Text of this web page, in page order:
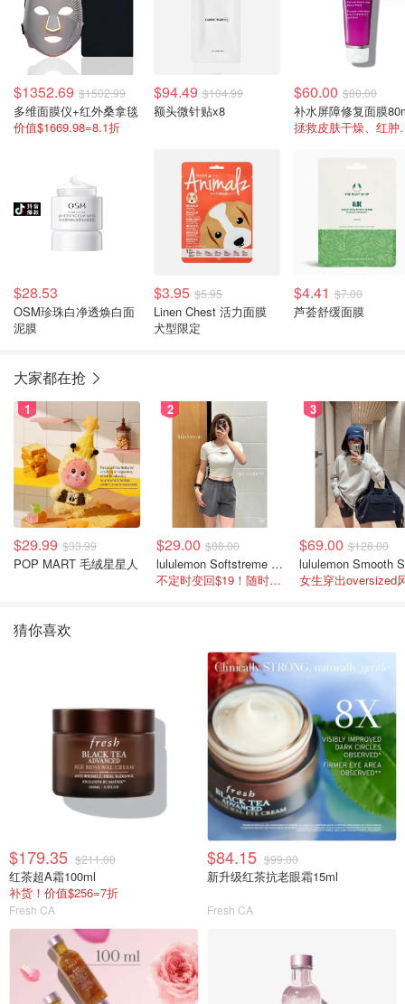
$1352.69 $1502.99
多维面膜仪+红外桑拿毯
价值$1669.98=8.1折
$94.49 $104.99
额头微针贴x8
$60.00 $80.00
补水屏障修复面膜
拯救皮
$28.53
OSM珍珠白净透焕白面
泥膜
$3.95 $5.95
Linen Chest 活力面膜
犬型限定
$4.41 $7.00
芦荟舒缓面膜
大家都在抢
1
$29.99 $33.99
POP MART 毛绒星星人
2
$29.00 $88.00
lululemon Softstreme 女士高腰短裤 10cm
不定时变回$19！随时点进来看
3
$69.00 $128.00
女生穿出oversized
猜你喜欢
$179.35 $211.00
红茶超A霜100ml
补货！价值$256=7折
Fresh CA
$84.15 $99.00
新升级红茶抗老眼霜15ml
Fresh CA